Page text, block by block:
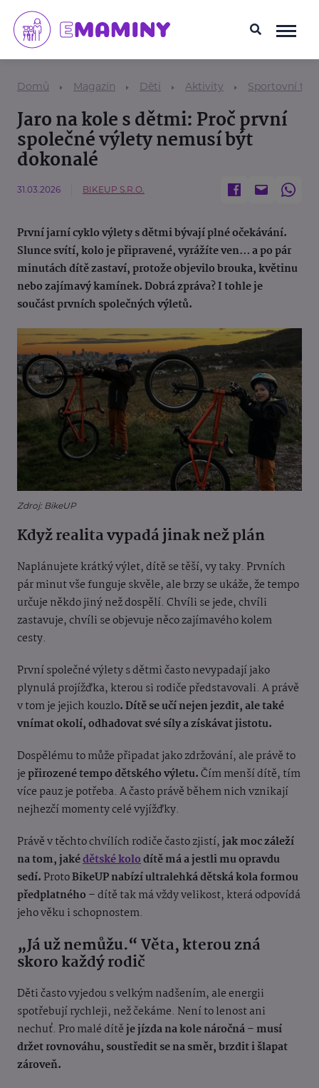
Domů Magazín Děti Aktivity Sportovní
Jaro na kole s dětmi: Proč první
společné výlety nemusí být
dokonalé
31.03.2026 BIKEUP S.R.O.
První jarní cyklo výlety s dětmi bývají plné očekávání.
Slunce svítí, kolo je připravené, vyrážíte ven… a po pár
minutách dítě zastaví, protože objevilo brouka, květinu
nebo zajímavý kamínek. Dobrá zpráva? I tohle je
součást prvních společných výletů.
Zdroj: BikeUP
Když realita vypadá jinak než plán
Naplánujete krátký výlet, dítě se těší, vy taky. Prvních
pár minut vše funguje skvěle, ale brzy se ukáže, že tempo
určuje někdo jiný než dospělí. Chvíli se jede, chvíli
zastavuje, chvíli se objevuje něco zajímavého kolem
cesty.
První společné výlety s dětmi často nevypadají jako
plynulá projížďka, kterou si rodiče představovali. A právě
v tom je jejich kouzlo. Dítě se učí nejen jezdit, ale také
vnímat okolí, odhadovat své síly a získávat jistotu.
Dospělému to může připadat jako zdržování, ale právě to
je přirozené tempo dětského výletu.Čím menší dítě, tím
více pauz je potřeba. A často právě během nich vznikají
nejhezčí momenty celé vyjížďky.
Právě v těchto chvílích rodiče často zjistí, jak moc záleží
na tom, jakédětské kolodítě má a jestli mu opravdu
sedí.ProtoBikeUP nabízí ultralehká dětská kola formou
předplatného –dítě tak má vždy velikost, která odpovídá
jeho věku i schopnostem.
„Já už nemůžu.“ Věta, kterou zná
skoro každý rodič
Děti často vyjedou s velkým nadšením, ale energii
spotřebují rychleji, než čekáme. Není to lenost ani
nechuť. Pro malé dítě je jízda na kole náročná – musí
držet rovnováhu, soustředit se na směr, brzdit i šlapat
zároveň.